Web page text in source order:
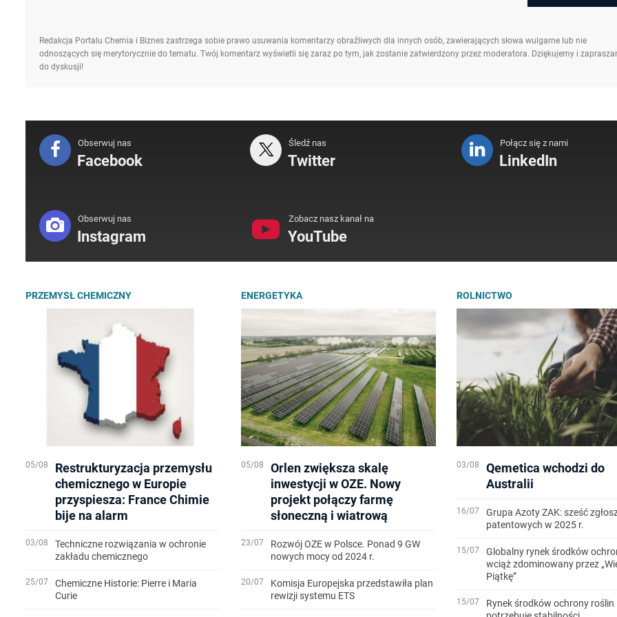
Redakcja Portalu Chemia i Biznes zastrzega sobie prawo usuwania komentarzy obraźliwych dla innych osób, zawierających słowa wulgarne lub nie
odnoszących się merytorycznie do tematu. Twój komentarz wyświetli się zaraz po tym, jak zostanie zatwierdzony przez moderatora. Dziękujemy i
do dyskusji!
Obserwuj nas
Facebook
Śledź nas
Twitter
Połącz się z nami
LinkedIn
Obserwuj nas
Instagram
Zobacz nasz kanał na
YouTube
PRZEMYSŁ CHEMICZNY
05/08
Restrukturyzacja przemysłu
chemicznego w Europie
przyspiesza: France Chimie
bije na alarm
03/08
Techniczne rozwiązania w ochronie
zakładu chemicznego
25/07
Chemiczne Historie: Pierre i Maria
Curie
ENERGETYKA
05/08
Orlen zwiększa skalę
inwestycji w OZE. Nowy
projekt połączy farmę
słoneczną i wiatrową
23/07
Rozwój OZE w Polsce. Ponad 9 GW
nowych mocy od 2024 r.
20/07
Komisja Europejska przedstawiła plan
rewizji systemu ETS
ROLNICTWO
03/08
Qemetica wchodzi do
Australii
16/07
Grupa Azoty ZAK: sześć
patentowych w 2025 r.
15/07
Globalny rynek środków
wciąż zdominowany przez
Piątkę”
15/07
Rynek środków ochrony roślin